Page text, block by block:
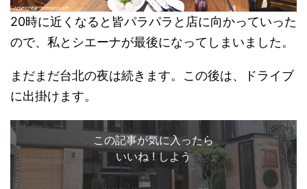
20時に近くなると皆パラパラと店に向かっていった
ので、私とシエーナが最後になってしまいました。
まだまだ台北の夜は続きます。この後は、ドライブ
に出掛けます。
この記事が気に入ったら
いいね ! しよう